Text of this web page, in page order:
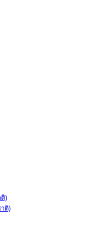
)
ติ)